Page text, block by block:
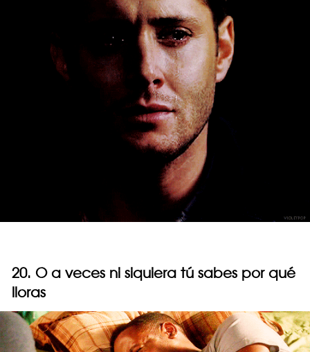
20. O a veces ni siquiera tú sabes por qué
lloras